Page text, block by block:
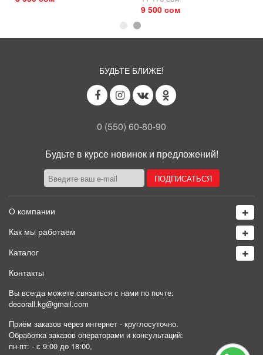
9 500 сом
БУДЬТЕ БЛИЖЕ!
0 (550) 60-80-90
Будьте в курсе новинок и предложений!
О компании
Как мы работаем
Каталог
Контакты
Вы всегда можете связаться с нами по почте:
decorall.kg@gmail.com
Приём заказов через интернет - круглосуточно.
Обработка заказов операторами и консультаций:
пн-пт: - с 9:00 до 18:00,